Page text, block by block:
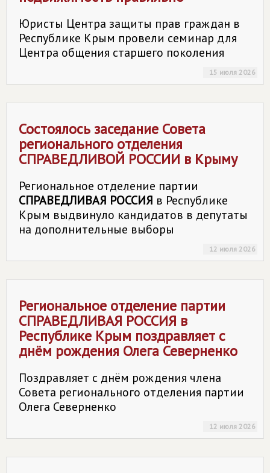
Юристы Центра защиты прав граждан в
Республике Крым провели семинар для
Центра общения старшего поколения
15 июля 2026
Состоялось заседание Совета
регионального отделения
СПРАВЕДЛИВОЙ РОССИИ в Крыму
Региональное отделение партии
СПРАВЕДЛИВАЯ РОССИЯ в Республике
Крым выдвинуло кандидатов в депутаты
на дополнительные выборы
12 июля 2026
Региональное отделение партии
СПРАВЕДЛИВАЯ РОССИЯ в
Республике Крым поздравляет с
днём рождения Олега Северненко
Поздравляет с днём рождения члена
Совета регионального отделения партии
Олега Северненко
12 июля 2026